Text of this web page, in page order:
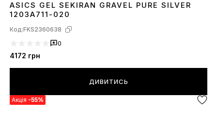
41 4243 4445
ASICS GEL SEKIRAN GRAVEL PURE SILVER
1203A711-020
Код:FKS2360638
0
4172 грн
ДИВИТИСЬ
Акція -55%